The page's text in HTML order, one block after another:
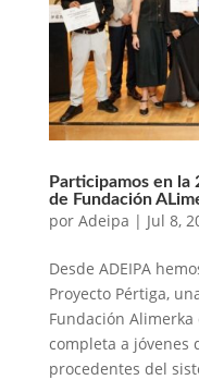
Participamos en la
de Fundación
por Adeipa | Jul 8,
Desde ADEIPA
Proyecto Pértiga,
Fundación
completa a jóvenes
procedentes del